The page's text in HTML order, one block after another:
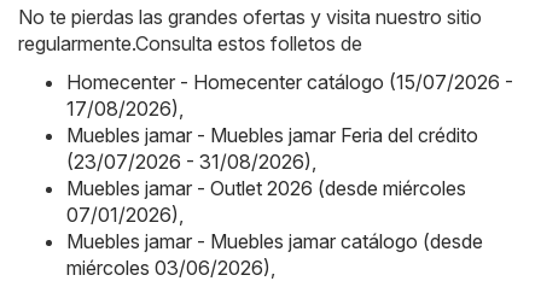
No te pierdas las grandes ofertas y visita nuestro sitio
regularmente.Consulta estos folletos de
Homecenter - Homecenter catálogo (15/07/2026 -
17/08/2026)
Muebles jamar - Muebles jamar Feria del crédito
(23/07/2026 - 31/08/2026)
Muebles jamar - Outlet 2026 (desde miércoles
07/01/2026)
Muebles jamar - Muebles jamar catálogo (desde
miércoles 03/06/2026)